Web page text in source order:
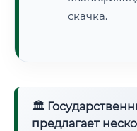
скачка.
🏛
предлагает